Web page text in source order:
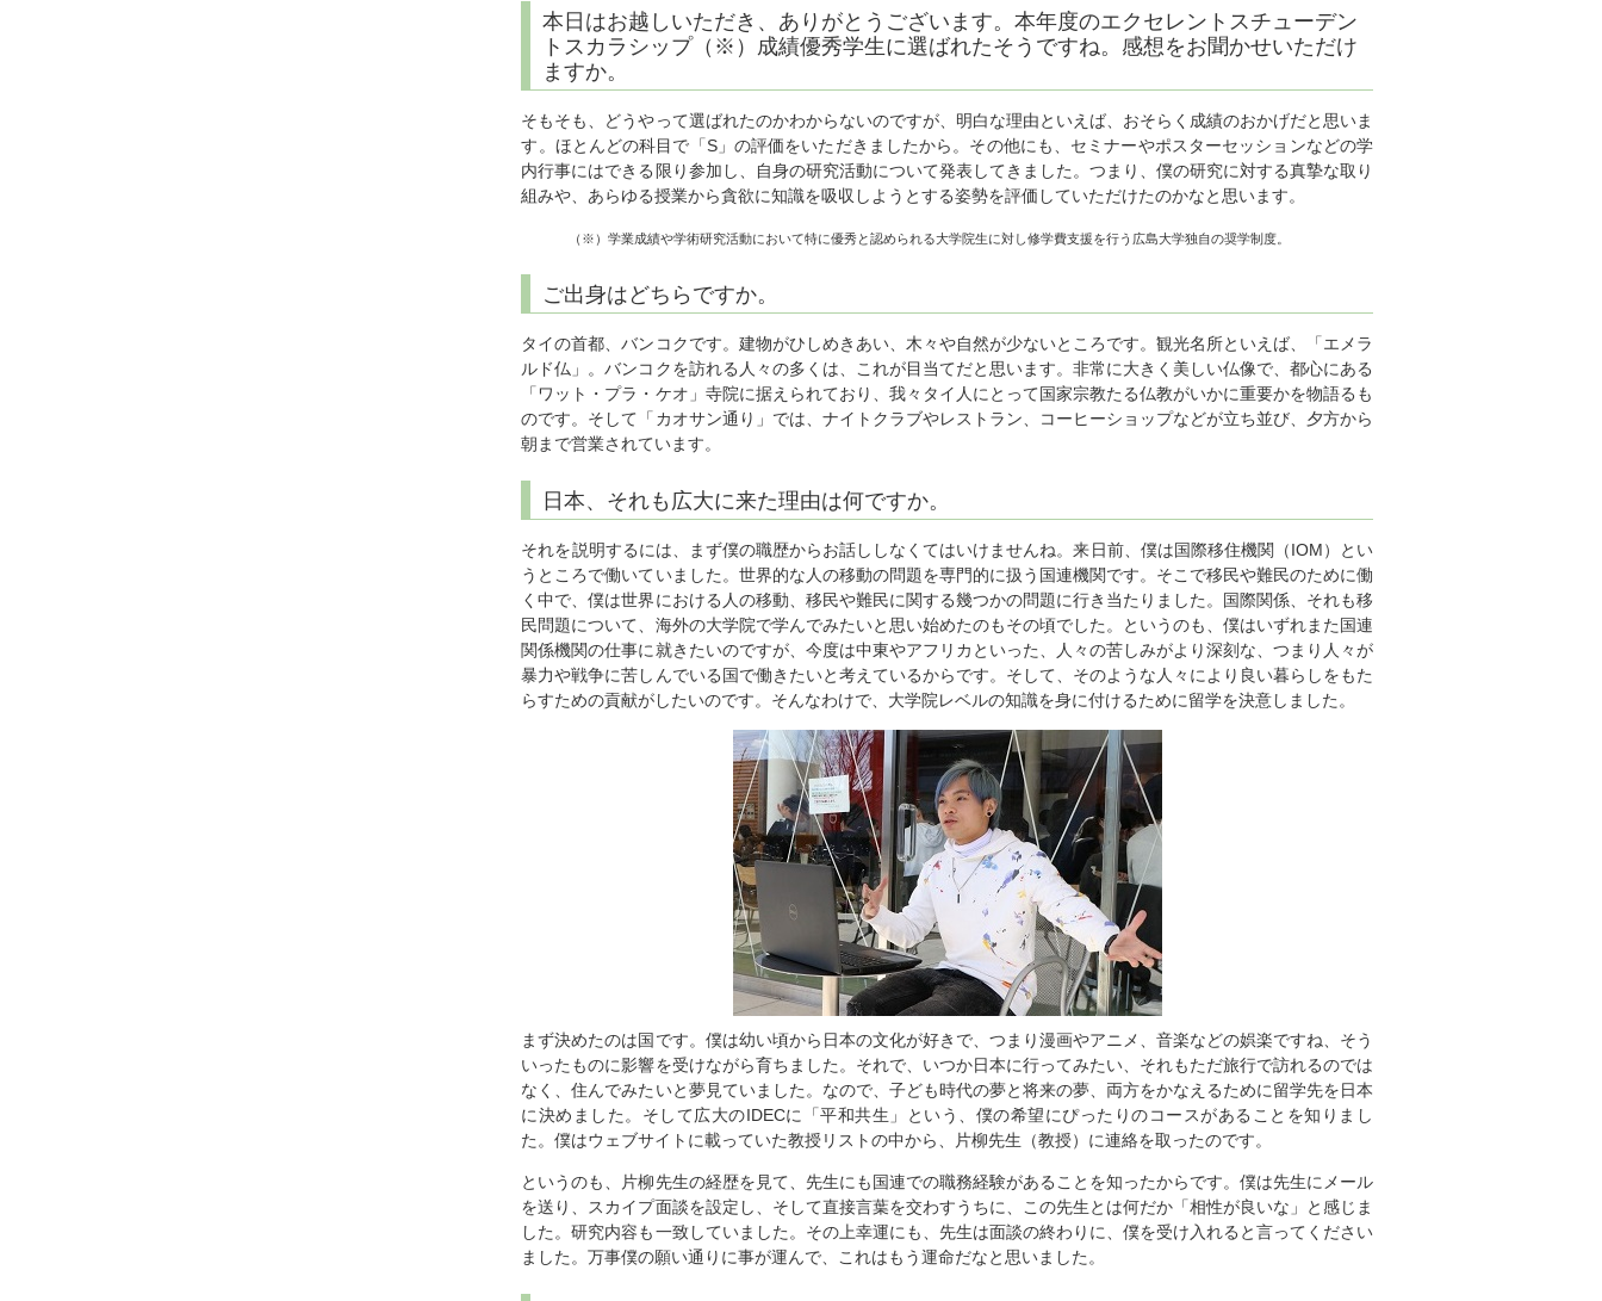
本日はお越しいただき、ありがとうございます。本年度のエクセレントスチューデン
トスカラシップ（※）成績優秀学生に選ばれたそうですね。感想をお聞かせいただけ
ますか。
そもそも、どうやって選ばれたのかわからないのですが、明白な理由といえば、おそらく成績のおかげだと思いま
す。ほとんどの科目で「S」の評価をいただきましたから。その他にも、セミナーやポスターセッションなどの学
内行事にはできる限り参加し、自身の研究活動について発表してきました。つまり、僕の研究に対する真摯な取り
組みや、あらゆる授業から貪欲に知識を吸収しようとする姿勢を評価していただけたのかなと思います。
（※）学業成績や学術研究活動において特に優秀と認められる大学院生に対し修学費支援を行う広島大学独自の奨学制度。
ご出身はどちらですか。
タイの首都、バンコクです。建物がひしめきあい、木々や自然が少ないところです。観光名所といえば、「エメラ
ルド仏」。バンコクを訪れる人々の多くは、これが目当てだと思います。非常に大きく美しい仏像で、都心にある
「ワット・プラ・ケオ」寺院に据えられており、我々タイ人にとって国家宗教たる仏教がいかに重要かを物語るも
のです。そして「カオサン通り」では、ナイトクラブやレストラン、コーヒーショップなどが立ち並び、夕方から
朝まで営業されています。
日本、それも広大に来た理由は何ですか。
それを説明するには、まず僕の職歴からお話ししなくてはいけませんね。来日前、僕は国際移住機関（IOM）とい
うところで働いていました。世界的な人の移動の問題を専門的に扱う国連機関です。そこで移民や難民のために働
く中で、僕は世界における人の移動、移民や難民に関する幾つかの問題に行き当たりました。国際関係、それも移
民問題について、海外の大学院で学んでみたいと思い始めたのもその頃でした。というのも、僕はいずれまた国連
関係機関の仕事に就きたいのですが、今度は中東やアフリカといった、人々の苦しみがより深刻な、つまり人々が
暴力や戦争に苦しんでいる国で働きたいと考えているからです。そして、そのような人々により良い暮らしをもた
らすための貢献がしたいのです。そんなわけで、大学院レベルの知識を身に付けるために留学を決意しました。
まず決めたのは国です。僕は幼い頃から日本の文化が好きで、つまり漫画やアニメ、音楽などの娯楽ですね、そう
いったものに影響を受けながら育ちました。それで、いつか日本に行ってみたい、それもただ旅行で訪れるのでは
なく、住んでみたいと夢見ていました。なので、子ども時代の夢と将来の夢、両方をかなえるために留学先を日本
に決めました。そして広大のIDECに「平和共生」という、僕の希望にぴったりのコースがあることを知りまし
た。僕はウェブサイトに載っていた教授リストの中から、片柳先生（教授）に連絡を取ったのです。
というのも、片柳先生の経歴を見て、先生にも国連での職務経験があることを知ったからです。僕は先生にメール
を送り、スカイプ面談を設定し、そして直接言葉を交わすうちに、この先生とは何だか「相性が良いな」と感じま
した。研究内容も一致していました。その上幸運にも、先生は面談の終わりに、僕を受け入れると言ってください
ました。万事僕の願い通りに事が運んで、これはもう運命だなと思いました。